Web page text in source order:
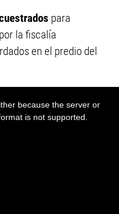
para
la fiscalía
en el predio del